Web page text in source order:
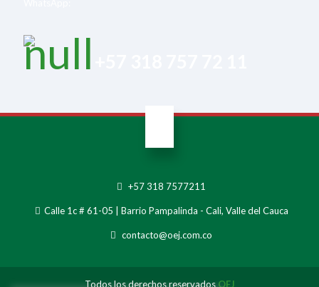
+57 318 7577211
Calle 1c # 61-05 | Barrio Pampalinda - Cali, Valle del Cauca
contacto@oej.com.co
Todos los derechos reservadosOEJ